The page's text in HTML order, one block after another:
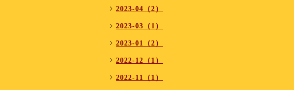
2023-04（2）
2023-03（1）
2023-01（2）
2022-12（1）
2022-11（1）